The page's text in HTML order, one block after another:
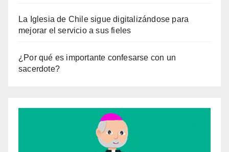
La Iglesia de Chile sigue digitalizándose para
mejorar el servicio a sus fieles
¿Por qué es importante confesarse con un
sacerdote?